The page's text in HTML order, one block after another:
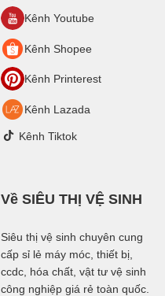
Kênh Youtube
Kênh Shopee
Kênh Printerest
Kênh Lazada
Kênh Tiktok
Về SIÊU THỊ VỆ SINH
Siêu thị vệ sinh chuyên cung
cấp sỉ lẻ máy móc, thiết bị,
ccdc, hóa chất, vật tư vệ sinh
công nghiệp giá rẻ toàn quốc.